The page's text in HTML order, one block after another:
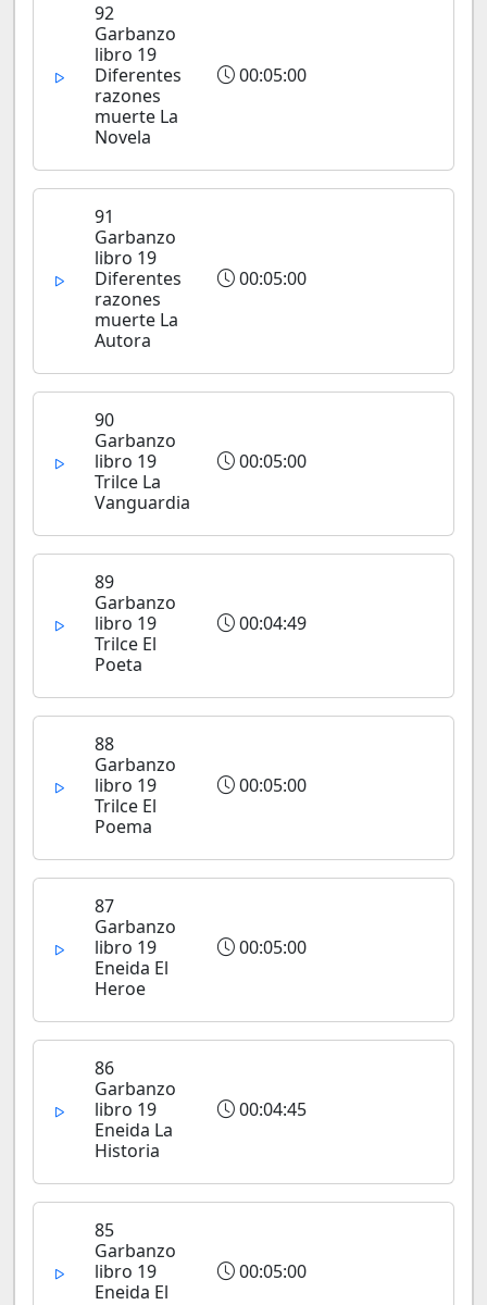
92
Garbanzo
libro 19
Diferentes
razones
muerte La
Novela
00:05:00
91
Garbanzo
libro 19
Diferentes
razones
muerte La
Autora
00:05:00
90
Garbanzo
libro 19
Trilce La
Vanguardia
00:05:00
89
Garbanzo
libro 19
Trilce El
Poeta
00:04:49
88
Garbanzo
libro 19
Trilce El
Poema
00:05:00
87
Garbanzo
libro 19
Eneida El
Heroe
00:05:00
86
Garbanzo
libro 19
Eneida La
Historia
00:04:45
85
Garbanzo
libro 19
Eneida El
00:05:00